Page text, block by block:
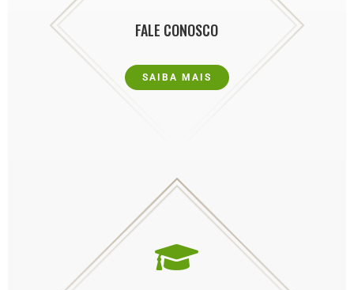
FALE CONOSCO
SAIBA MAIS
